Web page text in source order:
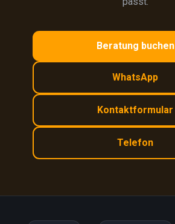
Beratung buchen
WhatsApp
Kontaktformular
Telefon